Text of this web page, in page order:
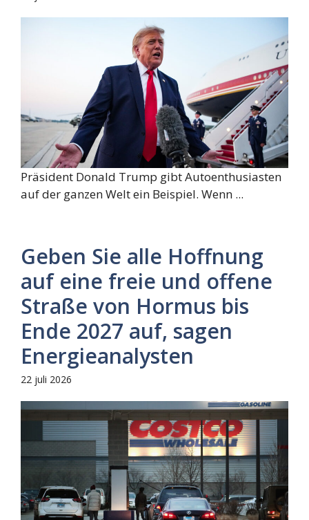
Präsident Donald Trump gibt Autoenthusiasten
auf der ganzen Welt ein Beispiel. Wenn ...
Geben Sie alle Hoffnung
auf eine freie und offene
Straße von Hormus bis
Ende 2027 auf, sagen
Energieanalysten
22 juli 2026